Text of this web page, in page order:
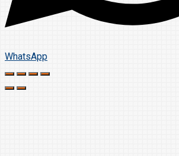
WhatsApp